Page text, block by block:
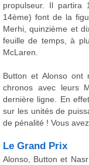
propulseur. Il partira
14ème) font de la
Merhi, quinzième et
feuille de temps, à
McLaren.
Button et Alonso ont
chronos avec leurs
dernière ligne. En
sur les unités de
de pénalité ! Vous
Le Grand Prix
Alonso, Button et